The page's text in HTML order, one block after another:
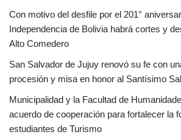
Con motivo del desfile por el 201°
Independencia de Bolivia habrá cortes y
Alto Comedero
San Salvador de Jujuy renovó su fe con
procesión y misa en honor al Santísimo
Municipalidad y la Facultad de
acuerdo de cooperación para fortalecer la
estudiantes de Turismo